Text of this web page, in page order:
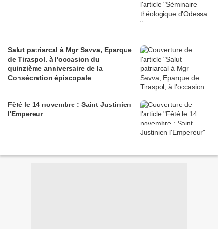
Salut patriarcal à Mgr Savva, Eparque
de Tiraspol, à l'occasion du
quinzième anniversaire de la
Consécration épiscopale
Fêté le 14 novembre : Saint Justinien
l'Empereur